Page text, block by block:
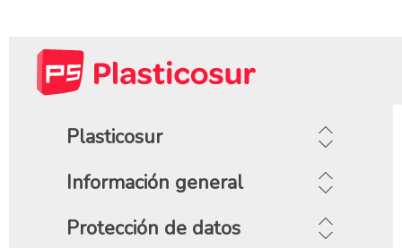
Plasticosur
Información general
Protección de datos